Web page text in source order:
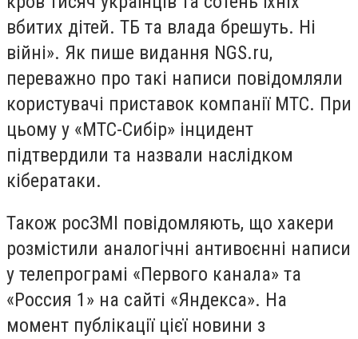
вбитих дітей. ТБ та влада брешуть. Ні
війні». Як пише видання NGS.ru,
переважно про такі написи повідомляли
користувачі приставок компанії МТС. При
цьому у «МТС-Сибір» інцидент
підтвердили та назвали наслідком
кібератаки.
Також росЗМІ повідомляють, що хакери
розмістили аналогічні антивоєнні написи
у телепрограмі «Первого канала» та
«Россия 1» на сайті «Яндекса». На
момент публікації цієї новини з